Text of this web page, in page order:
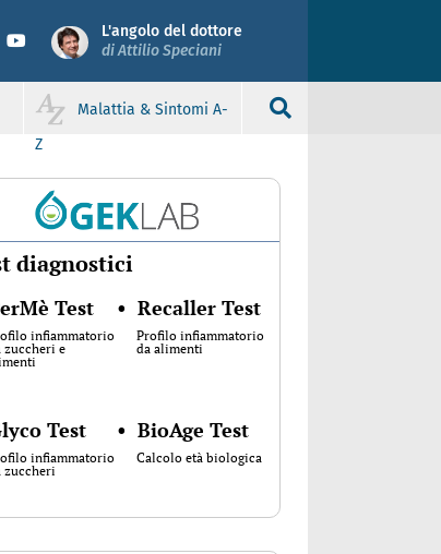
L'angolo del dottore
di Attilio Speciani
Malattia & Sintomi A-
Z
diagnostici
Test
infiammatorio
zuccheri e
• Recaller Test
Profilo infiammatorio
da alimenti
Test
infiammatorio
zuccheri
• BioAge Test
Calcolo età biologica